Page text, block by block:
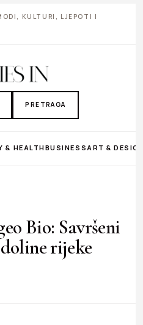
KULTURI, LJEPOTI I
PRETRAGA
& HEALTHBUSINESS ART &
Bio: Savršeni
rijeke